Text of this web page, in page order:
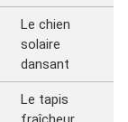
Le chien
solaire
dansant
Le tapis